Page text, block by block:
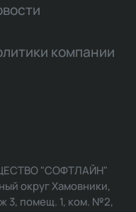
компании
"СОФТЛАЙН"
округ Хамовники,
3, помещ. 1, ком. №2,